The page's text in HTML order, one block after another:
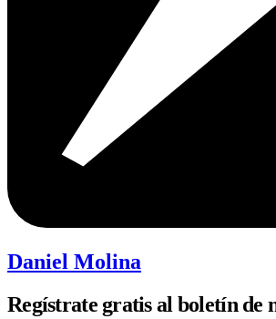
Daniel Molina
Regístrate gratis al boletín de